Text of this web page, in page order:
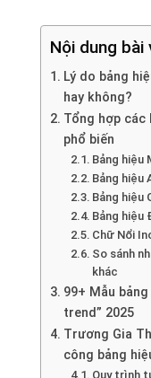
Nội dung bài
Lý do bảng
hay không?
Tổng hợp các
phổ biến
Bảng hiệu
Bảng hiệu
Bảng hiệu
Bảng hiệu
Chữ Nổi
So sánh
khác
99+ Mẫu
trend” 2025
Trương Gia
công bảng
Quy trình